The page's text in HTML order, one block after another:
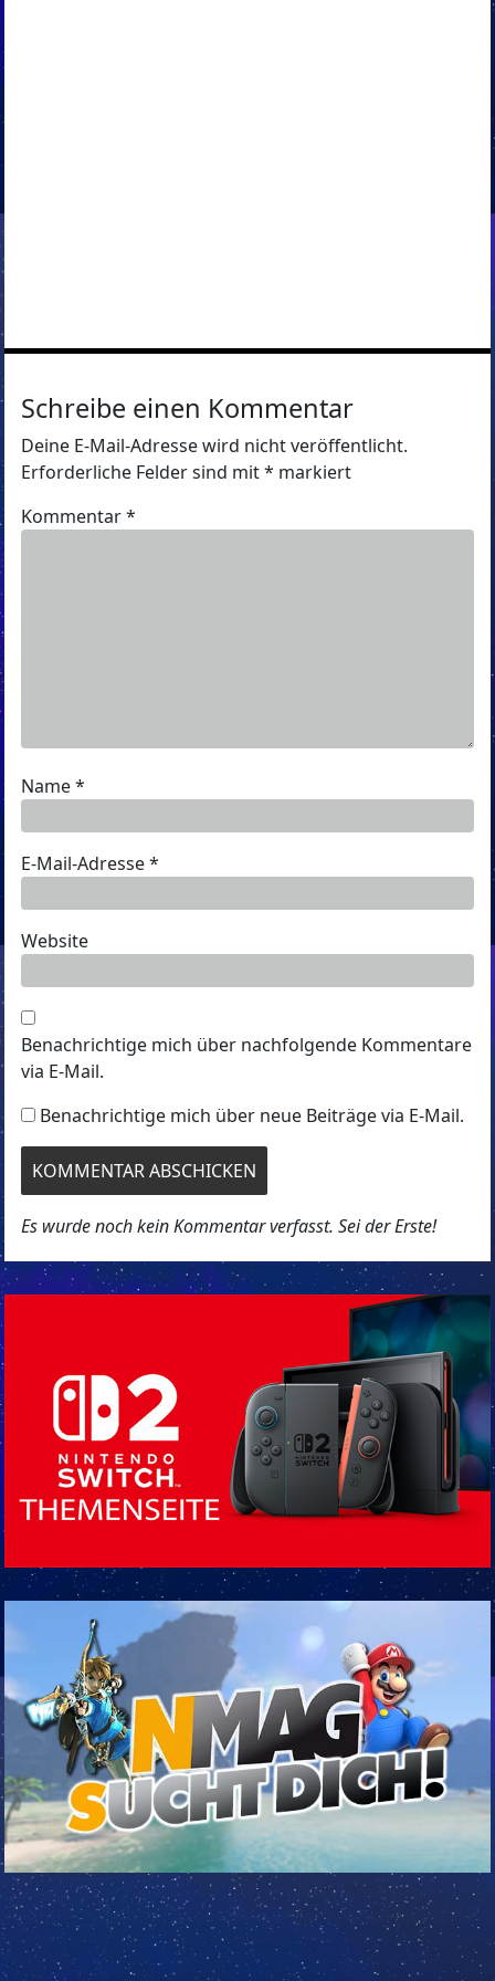
Schreibe einen Kommentar
Deine E-Mail-Adresse wird nicht veröffentlicht.
Erforderliche Felder sind mit* markiert
Kommentar*
Name*
E-Mail-Adresse*
Website
Benachrichtige mich über nachfolgende Kommentare
via E-Mail.
Benachrichtige mich über neue Beiträge via E-Mail.
Es wurde noch kein Kommentar verfasst. Sei der Erste!